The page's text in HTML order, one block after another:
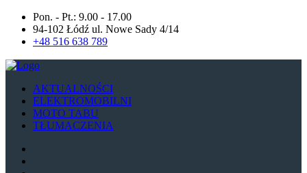
Pon. - Pt.: 9.00 - 17.00
94-102 Łódź ul. Nowe Sady 4/14
+48 516 638 789
AKTUALNOŚCI
ELEKTROMOBILNI
MOTO TABU
TŁUMACZENIA